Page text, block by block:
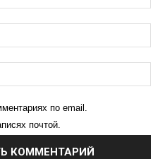
по email.
почтой.